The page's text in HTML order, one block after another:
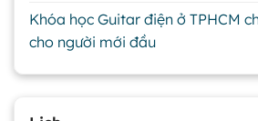
Khóa học Guitar điện ở TPHCM
cho người mới đầu